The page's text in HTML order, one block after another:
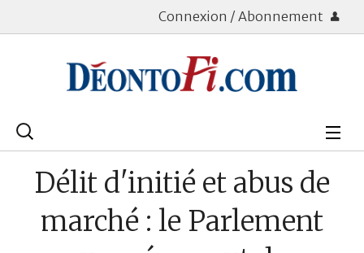
Connexion / Abonnement
Rechercher
Déontologie
Délit d'initié et abus de
marché : le Parlement